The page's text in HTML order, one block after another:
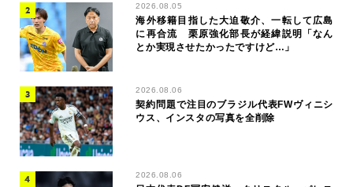
2026.08.05
海外移籍目指した大迫敬介、一転して広島
に再合流 栗原強化部長が経緯説明「なん
とか実現させたかったですけど…」
2026.08.06
契約問題で注目のブラジル代表FWヴィニシ
ウス、インスタの写真を全削除
2026.08.06